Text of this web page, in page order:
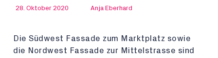
28. Oktober 2020 Anja Eberhard
Die Südwest Fassade zum Marktplatz sowie
die Nordwest Fassade zur Mittelstrasse sind